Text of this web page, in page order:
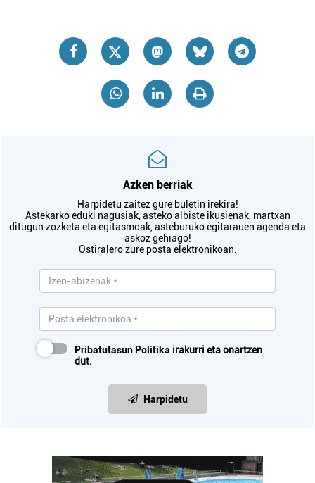
Azken berriak
Harpidetu zaitez gure buletin irekira!
Astekarko eduki nagusiak, asteko albiste ikusienak, martxan
ditugun zozketa eta egitasmoak, asteburuko egitarauen agenda eta
askoz gehiago!
Ostiralero zure posta elektronikoan.
Pribatutasun Politika irakurri eta onartzen
dut.
Harpidetu